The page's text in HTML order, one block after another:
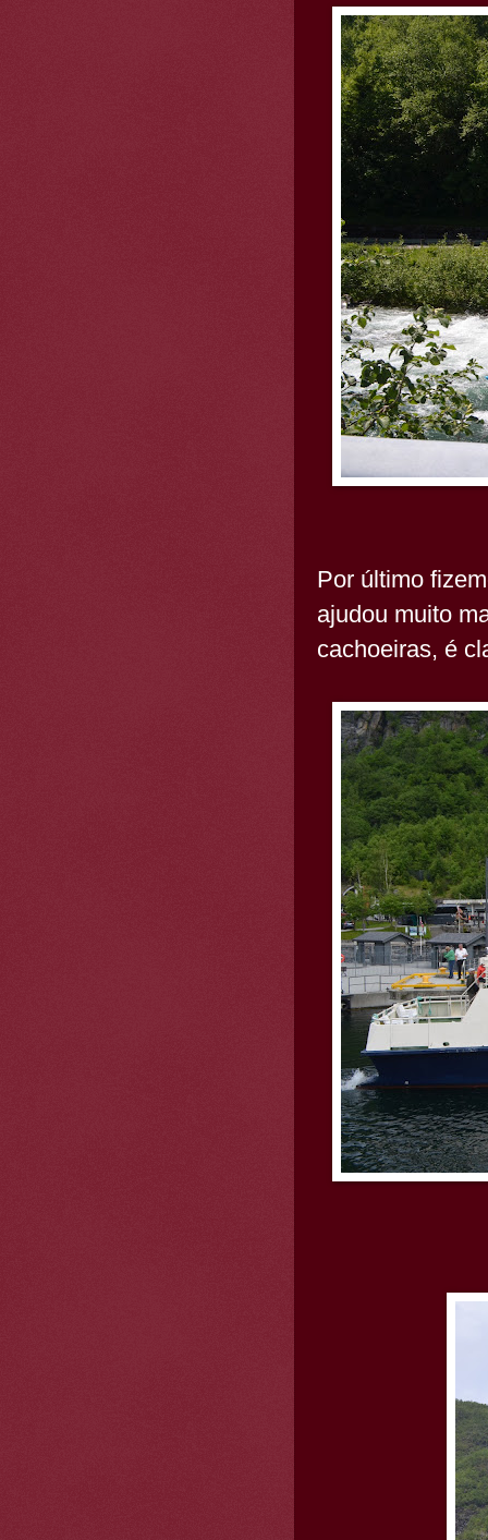
Por último
ajudou muito
cachoeiras, é